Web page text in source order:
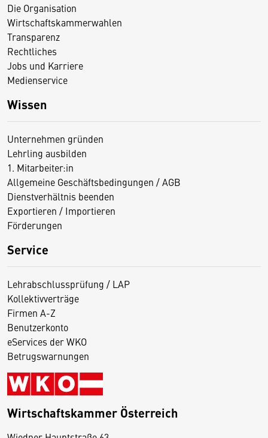
Die Organisation
Wirtschaftskammerwahlen
Transparenz
Rechtliches
Jobs und Karriere
Medienservice
Wissen
Unternehmen gründen
Lehrling ausbilden
1. Mitarbeiter:in
Allgemeine Geschäftsbedingungen / AGB
Dienstverhältnis beenden
Exportieren / Importieren
Förderungen
Service
Lehrabschlussprüfung / LAP
Kollektivverträge
Firmen A-Z
Benutzerkonto
eServices der WKO
Betrugswarnungen
Wirtschaftskammer Österreich